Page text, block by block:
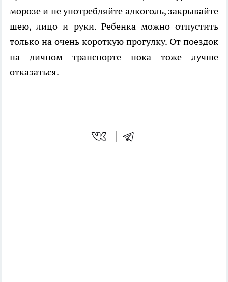
морозе и не употребляйте алкоголь, закрывайте
шею, лицо и руки. Ребенка можно отпустить
только на очень короткую прогулку. От поездок
на личном транспорте пока тоже лучше
отказаться.